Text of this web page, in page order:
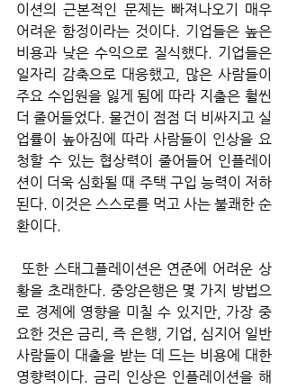
이션의 근본적인 문제는 빠져나오기 매우
어려운 함정이라는 것이다. 기업들은 높은
비용과 낮은 수익으로 질식했다. 기업들은
일자리 감축으로 대응했고, 많은 사람들이
주요 수입원을 잃게 됨에 따라 지출은 훨씬
더 줄어들었다. 물건이 점점 더 비싸지고 실
업률이 높아짐에 따라 사람들이 인상을 요
청할 수 있는 협상력이 줄어들어 인플레이
션이 더욱 심화될 때 주택 구입 능력이 저하
된다. 이것은 스스로를 먹고 사는 불쾌한 순
환이다.
황을 초래한다. 중앙은행은 몇 가지 방법으
로 경제에 영향을 미칠 수 있지만, 가장 중
요한 것은 금리, 즉 은행, 기업, 심지어 일반
사람들이 대출을 받는 데 드는 비용에 대한
영향력이다. 금리 인상은 인플레이션을 해